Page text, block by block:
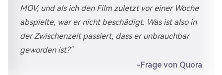
MOV, und als ich den Film zuletzt vor einer Woche
abspielte, war er nicht beschädigt. Was ist also in
der Zwischenzeit passiert, dass er unbrauchbar
geworden ist?"
-Frage von Quora